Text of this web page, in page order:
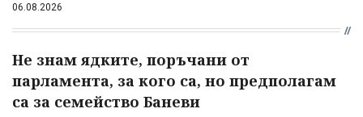
06.08.2026
Не знам ядките, поръчани от
парламента, за кого са, но предполагам
са за семейство Баневи